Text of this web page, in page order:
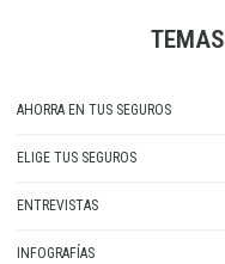
TEMAS
AHORRA EN TUS SEGUROS
ELIGE TUS SEGUROS
ENTREVISTAS
INFOGRAFÍAS